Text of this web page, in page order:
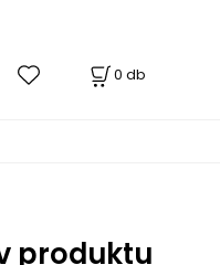
0 db
produktu